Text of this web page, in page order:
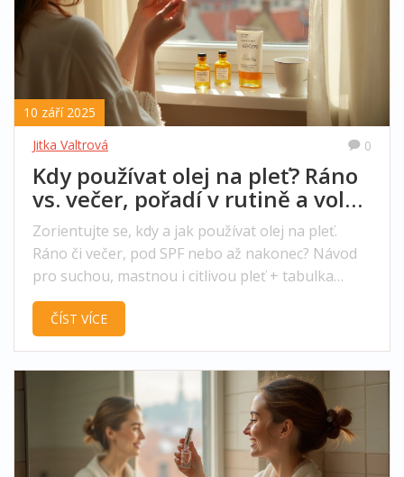
10 září 2025
Jitka Valtrová
0
Kdy používat olej na pleť? Ráno
vs. večer, pořadí v rutině a volba
podle typu pleti
Zorientujte se, kdy a jak používat olej na pleť.
Ráno či večer, pod SPF nebo až nakonec? Návod
pro suchou, mastnou i citlivou pleť + tabulka
olejů.
ČÍST VÍCE